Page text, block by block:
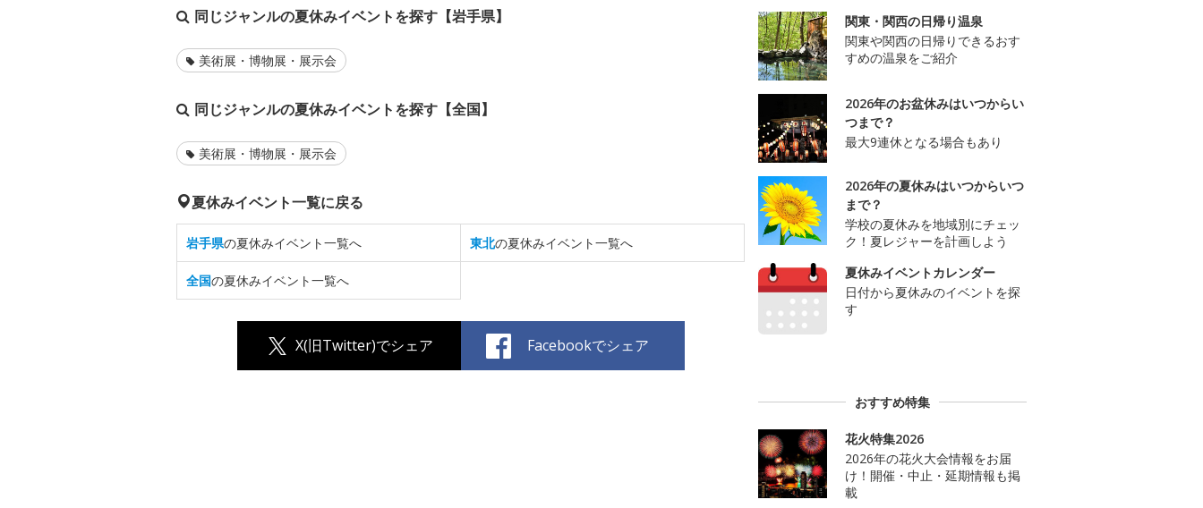
同じジャンルの夏休みイベントを探す【岩手県】
美術展・博物展・展示会
同じジャンルの夏休みイベントを探す【全国】
美術展・博物展・展示会
夏休みイベント一覧に戻る
岩手県の夏休みイベント一覧へ 東北の夏休みイベント一覧へ
全国の夏休みイベント一覧へ
X(旧Twitter)でシェア Facebookでシェア
関東・関西の日帰り温泉
関東や関西の日帰りできるおす
すめの温泉をご紹介
2026年のお盆休みはいつからい
つまで？
最大9連休となる場合もあり
2026年の夏休みはいつからいつ
まで？
学校の夏休みを地域別にチェッ
ク！夏レジャーを計画しよう
夏休みイベントカレンダー
日付から夏休みのイベントを探
す
おすすめ特集
花火特集2026
2026年の花火大会情報をお届
け！開催・中止・延期情報も掲
載